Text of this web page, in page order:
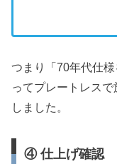
つまり「70年代仕
ってプレートレス
しました。
④ 仕上げ確認